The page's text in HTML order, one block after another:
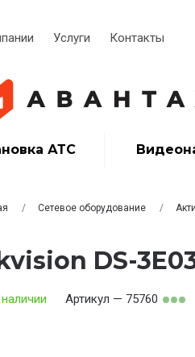
Услуги Контакты
АТС
Сетевое оборудование
DS-
Артикул — 75760